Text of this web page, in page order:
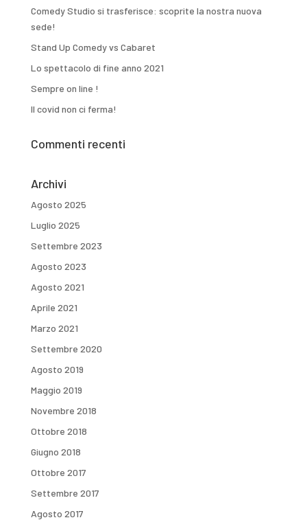
Comedy Studio si trasferisce: scoprite la nostra nuova
sede!
Stand Up Comedy vs Cabaret
Lo spettacolo di fine anno 2021
Sempre on line !
Il covid non ci ferma!
Commenti recenti
Archivi
Agosto 2025
Luglio 2025
Settembre 2023
Agosto 2023
Agosto 2021
Aprile 2021
Marzo 2021
Settembre 2020
Agosto 2019
Maggio 2019
Novembre 2018
Ottobre 2018
Giugno 2018
Ottobre 2017
Settembre 2017
Agosto 2017